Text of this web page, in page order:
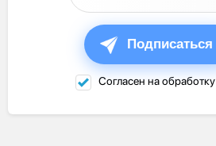
Подписаться
Согласен на обработку